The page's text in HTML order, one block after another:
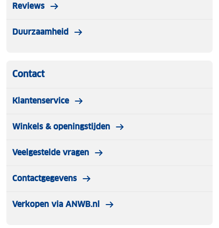
Reviews
Duurzaamheid
Contact
Klantenservice
Winkels & openingstijden
Veelgestelde vragen
Contactgegevens
Verkopen via ANWB.nl